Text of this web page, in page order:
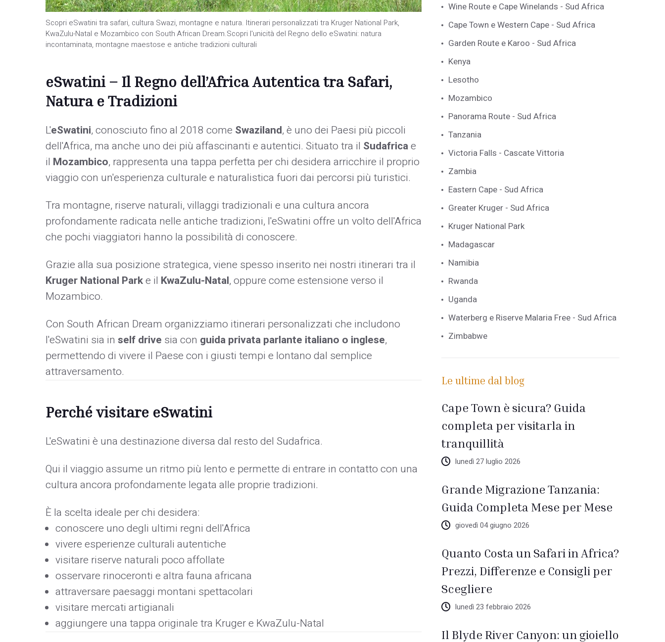
Scopri eSwatini tra safari, cultura Swazi, montagne e natura. Itinerari personalizzati tra Kruger National Park,
KwaZulu-Natal e Mozambico con South African Dream.Scopri l'unicità del Regno dello eSwatini: natura
incontaminata, montagne maestose e antiche tradizioni culturali
eSwatini – Il Regno dell’Africa Autentica tra Safari,
Natura e Tradizioni
L'eSwatini, conosciuto fino al 2018 come Swaziland, è uno dei Paesi più piccoli
dell'Africa, ma anche uno dei più affascinanti e autentici. Situato tra il Sudafricae
il Mozambico, rappresenta una tappa perfetta per chi desidera arricchire il proprio
viaggio con un'esperienza culturale e naturalistica fuori dai percorsi più turistici.
Tra montagne, riserve naturali, villaggi tradizionali e una cultura ancora
profondamente radicata nelle antiche tradizioni, l'eSwatini offre un volto dell'Africa
che pochi viaggiatori hanno la possibilità di conoscere.
Grazie alla sua posizione strategica, viene spesso inserito nei nostri itinerari tra il
Kruger National Parke il KwaZulu-Natal, oppure come estensione verso il
Mozambico.
Con South African Dream organizziamo itinerari personalizzati che includono
l'eSwatini sia in self drive sia con guida privata parlante italiano o inglese,
permettendo di vivere il Paese con i giusti tempi e lontano dal semplice
attraversamento.
Perché visitare eSwatini
L'eSwatini è una destinazione diversa dal resto del Sudafrica.
Qui il viaggio assume un ritmo più lento e permette di entrare in contatto con una
cultura ancora profondamente legata alle proprie tradizioni.
È la scelta ideale per chi desidera:
conoscere uno degli ultimi regni dell'Africa
vivere esperienze culturali autentiche
visitare riserve naturali poco affollate
osservare rinoceronti e altra fauna africana
attraversare paesaggi montani spettacolari
visitare mercati artigianali
aggiungere una tappa originale tra Kruger e KwaZulu-Natal
Wine Route e Cape Winelands - Sud Africa
Cape Town e Western Cape - Sud Africa
Garden Route e Karoo - Sud Africa
Kenya
Lesotho
Mozambico
Panorama Route - Sud Africa
Tanzania
Victoria Falls - Cascate Vittoria
Zambia
Eastern Cape - Sud Africa
Greater Kruger - Sud Africa
Kruger National Park
Madagascar
Namibia
Rwanda
Uganda
Waterberg e Riserve Malaria Free - Sud Africa
Zimbabwe
Le ultime dal blog
Cape Town è sicura? Guida
completa per visitarla in
tranquillità
lunedì 27 luglio 2026
Grande Migrazione Tanzania:
Guida Completa Mese per Mese
giovedì 04 giugno 2026
Quanto Costa un Safari in Africa?
Prezzi, Differenze e Consigli per
Scegliere
lunedì 23 febbraio 2026
Il Blyde River Canyon: un gioiello